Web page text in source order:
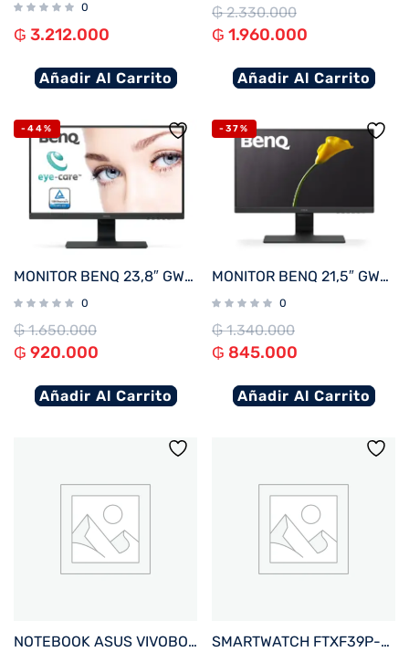
0
₲ 3.212.000
Añadir Al Carrito
₲2.330.000
₲ 1.960.000
Añadir Al Carrito
-44%
MONITOR BENQ 23,8″ GW2480
0
₲1.650.000
₲ 920.000
Añadir Al Carrito
-37%
MONITOR BENQ 21,5″ GW2283
0
₲1.340.000
₲ 845.000
Añadir Al Carrito
NOTEBOOK ASUS VIVOBOOK GO E510KA-EJ562W CEL 1.1%2F4%2F128EMMC%2FW11H%2F15.6%22FHD%2FNEGRO SMARTWATCH FTXF39P-RGPK 42MM ROSE GOLD%2FROSA ANDROID%2FIOS%2FBT%2FFREC. CARD%2FNOTIFICACIONES